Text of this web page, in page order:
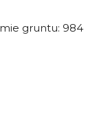
gruntu: 984